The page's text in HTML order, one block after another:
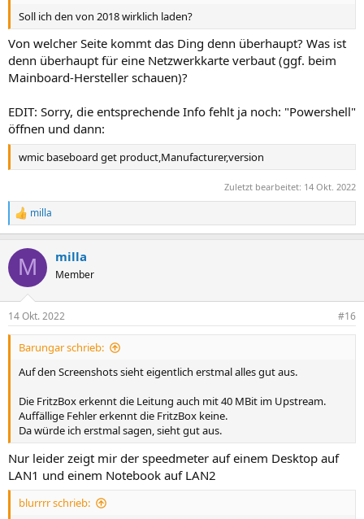
Soll ich den von 2018 wirklich laden?
Von welcher Seite kommt das Ding denn überhaupt? Was ist
denn überhaupt für eine Netzwerkkarte verbaut (ggf. beim
Mainboard-Hersteller schauen)?
EDIT: Sorry, die entsprechende Info fehlt ja noch: "Powershell"
öffnen und dann:
wmic baseboard get product,Manufacturer,version
Zuletzt bearbeitet: 14 Okt. 2022
R
e
k
i
e
n
milla
M milla
Member
14 Okt. 2022 #16
Barungar schrieb:
Auf den Screenshots sieht eigentlich erstmal alles gut aus.
Die FritzBox erkennt die Leitung auch mit 40 MBit im Upstream.
Auffällige Fehler erkennt die FritzBox keine.
Da würde ich erstmal sagen, sieht gut aus.
Nur leider zeigt mir der speedmeter auf einem Desktop auf
LAN1 und einem Notebook auf LAN2
blurrrr schrieb: